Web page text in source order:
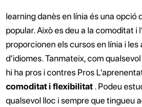
learning danès en línia és una opció
popular. Això es deu a la comoditat i
proporcionen els cursos en línia i
d’idiomes. Tanmateix, com
hi ha pros i contres Pros
comoditat i flexibilitat . Podeu
qualsevol lloc i sempre que tingueu